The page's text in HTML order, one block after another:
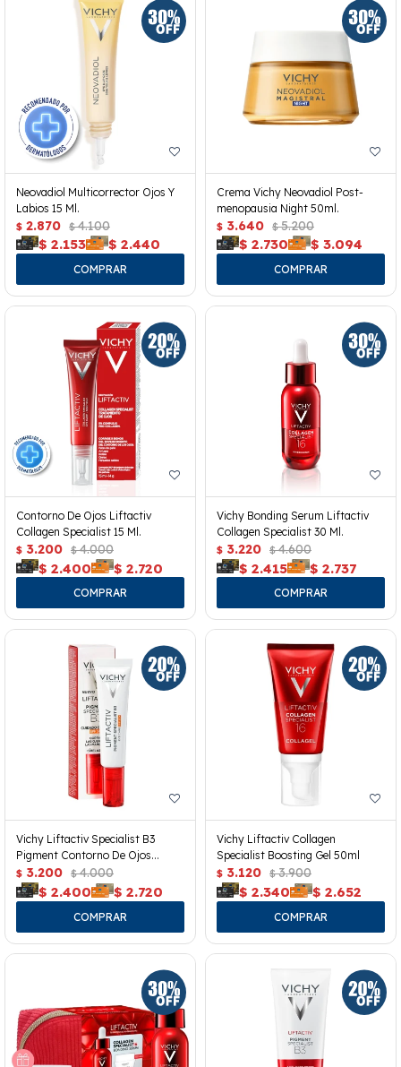
Neovadiol Multicorrector Ojos Y
Labios 15 Ml.
$ 2.870 $ 4.100
$ 2.153 $ 2.440
Crema Vichy Neovadiol Post-
menopausia Night 50ml.
$ 3.640 $ 5.200
$ 2.730 $ 3.094
Contorno De Ojos Liftactiv
Collagen Specialist 15 Ml.
$ 3.200 $ 4.000
$ 2.400 $ 2.720
Vichy Bonding Serum Liftactiv
Collagen Specialist 30 Ml.
$ 3.220 $ 4.600
$ 2.415 $ 2.737
Vichy Liftactiv Specialist B3
Pigment Contorno De Ojos
Spf50+
$ 3.200 $ 4.000
$ 2.400 $ 2.720
Vichy Liftactiv Collagen
Specialist Boosting Gel 50ml
$ 3.120 $ 3.900
$ 2.340 $ 2.652